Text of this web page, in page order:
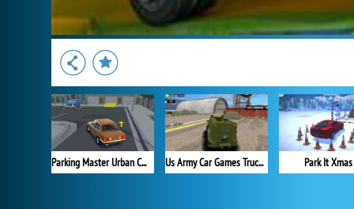
Parking Master Urban Challenges Us Army Car Games Truck Driving Park It Xmas